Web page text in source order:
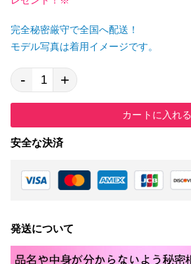
完全秘密厳守で全国へ配送！
モデル写真は着用イメージです。
- +
カートに入れる
安全な決済
発送について